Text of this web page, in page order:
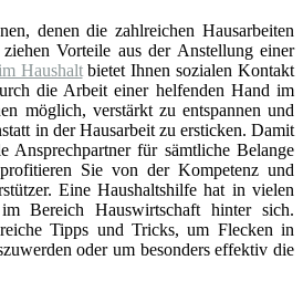
denen die zahlreichen Hausarbeiten
Vorteile aus der Anstellung einer
Haushaltbietet Ihnen sozialen Kontakt
die Arbeit einer helfenden Hand im
möglich, verstärkt zu entspannen und
in der Hausarbeit zu ersticken. Damit
Ansprechpartner für sämtliche Belange
Sie von der Kompetenz und
Eine Haushaltshilfe hat in vielen
im Bereich Hauswirtschaft hinter sich.
Tipps und Tricks, um Flecken in
oder um besonders effektiv die